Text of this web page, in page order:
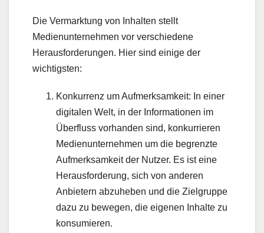
Die Vermarktung von Inhalten stellt
Medienunternehmen vor verschiedene
Herausforderungen. Hier sind einige der
wichtigsten:
Konkurrenz um Aufmerksamkeit: In einer
digitalen Welt, in der Informationen im
Überfluss vorhanden sind, konkurrieren
Medienunternehmen um die begrenzte
Aufmerksamkeit der Nutzer. Es ist eine
Herausforderung, sich von anderen
Anbietern abzuheben und die Zielgruppe
dazu zu bewegen, die eigenen Inhalte zu
konsumieren.